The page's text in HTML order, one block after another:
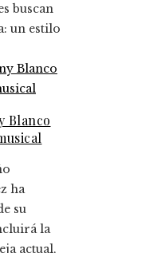
buscan
un estilo
Blanco
ha
su
la
actual,